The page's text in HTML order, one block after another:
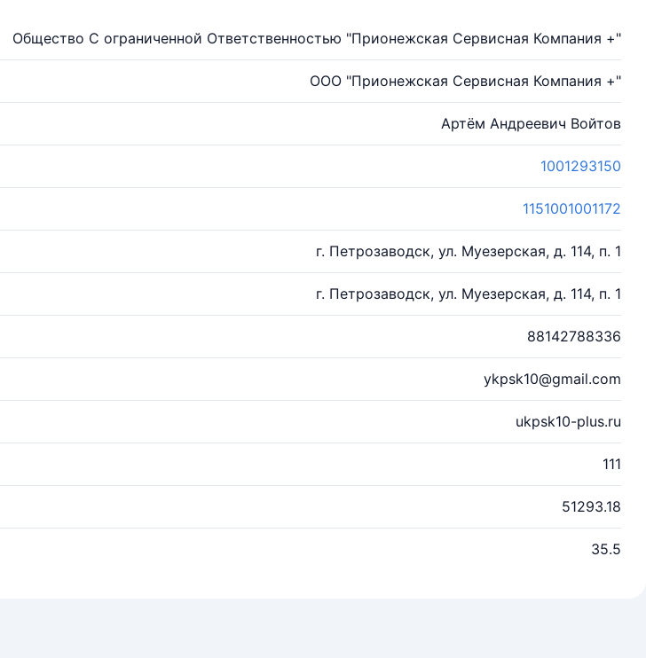
Общество С ограниченной Ответственностью "Прионежская Сервисная Компания +"
ООО "Прионежская Сервисная Компания +"
Артём Андреевич Войтов
1001293150
1151001001172
г. Петрозаводск, ул. Муезерская, д. 114, п. 1
г. Петрозаводск, ул. Муезерская, д. 114, п. 1
88142788336
ykpsk10@gmail.com
ukpsk10-plus.ru
111
51293.18
35.5